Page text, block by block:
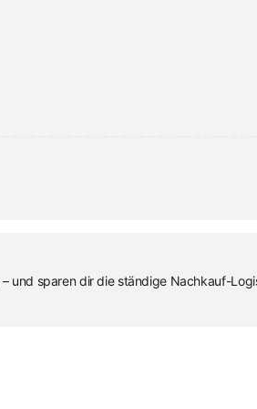
und sparen dir die ständige Nachkauf-